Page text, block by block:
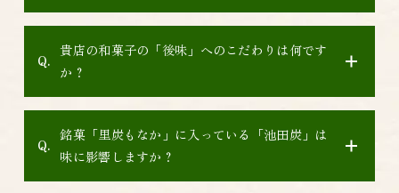
貴店の和菓子の「後味」へのこだわりは何です
か？
銘菓「里炭もなか」に入っている「池田炭」は
味に影響しますか？